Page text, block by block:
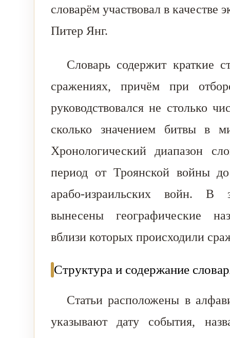
словарём участвовал в качестве
Питер Янг.
Словарь содержит краткие
сражениях, причём при
руководствовался не столько
сколько значением битвы в
Хронологический диапазон
период от Троянской войны
арабо-израильских войн. В
вынесены географические
вблизи которых происходили
Структура и содержание
Статьи расположены в
указывают дату события,